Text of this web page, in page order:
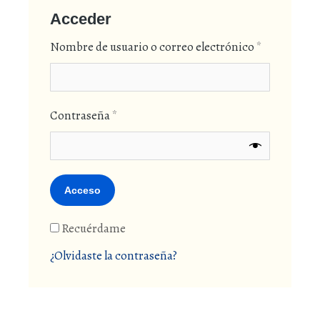
Acceder
Nombre de usuario o correo electrónico *
Contraseña*
Acceso
Recuérdame
¿Olvidaste la contraseña?